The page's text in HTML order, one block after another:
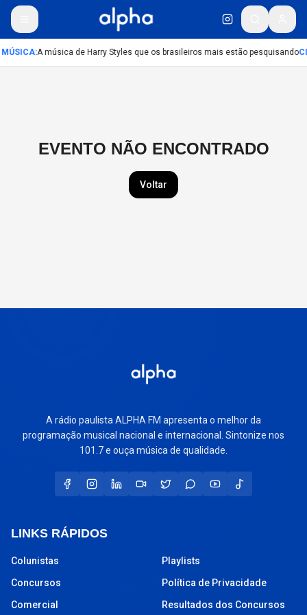
MÚSICA:A música de Harry Styles que os brasileiros mais estão pesquisando
EVENTO NÃO ENCONTRADO
Voltar
A rádio paulista ALPHA FM apresenta o melhor da
programação musical nacional e internacional. Sintonize nos
101.7 e ouça música de qualidade.
LINKS RÁPIDOS
Colunistas
Concursos
Comercial
Playlists
Política de Privacidade
Resultados dos Concursos